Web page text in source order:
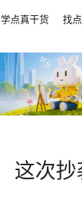
学点真干货 找
这次